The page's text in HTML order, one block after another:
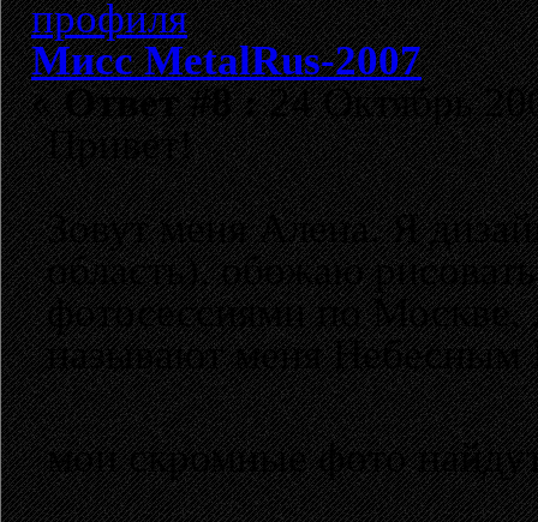
Мисс MetalRus-2007
«Ответ #8 :24 Октябрь
Привет!
Зовут меня Алена. Я
область), обожаю
фотосессиями по Москве,
называют меня Небесным
мои скромные фото